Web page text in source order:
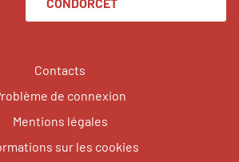
Contacts
de connexion
Mentions légales
sur les cookies